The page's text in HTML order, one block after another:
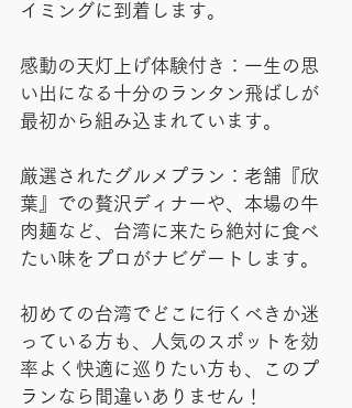
イミングに到着します。
感動の天灯上げ体験付き：一生の思
い出になる十分のランタン飛ばしが
最初から組み込まれています。
厳選されたグルメプラン：老舗『欣
葉』での贅沢ディナーや、本場の牛
肉麺など、台湾に来たら絶対に食べ
たい味をプロがナビゲートします。
初めての台湾でどこに行くべきか迷
っている方も、人気のスポットを効
率よく快適に巡りたい方も、このプ
ランなら間違いありません！